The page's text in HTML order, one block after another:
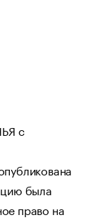
с
была
право на